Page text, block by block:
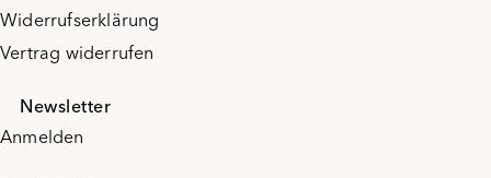
Widerrufserklärung
Vertrag widerrufen
Newsletter
Anmelden